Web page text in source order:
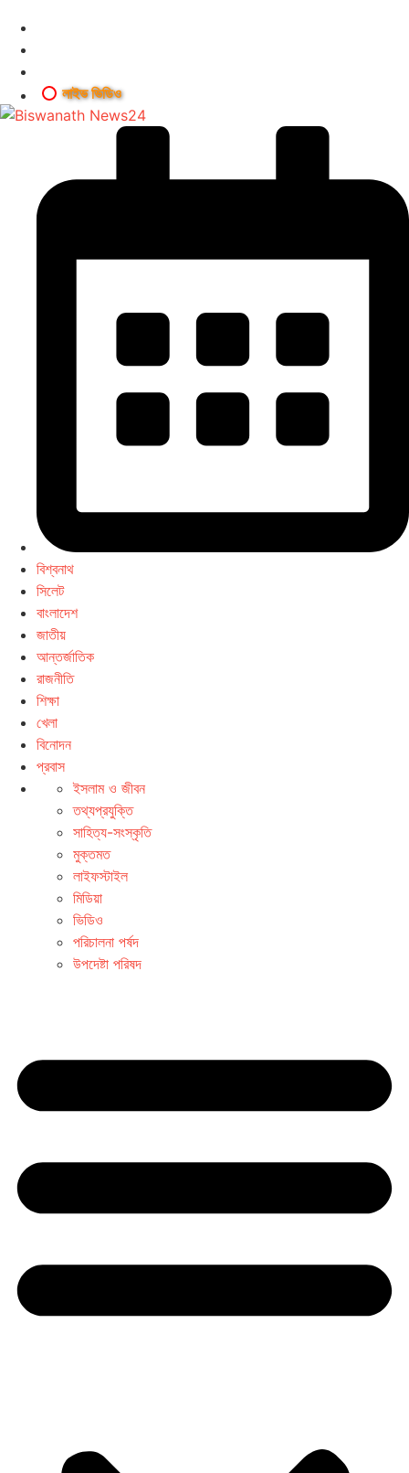
লাইভ ভিডিও
বিশ্বনাথ
সিলেট
বাংলাদেশ
জাতীয়
আন্তর্জাতিক
রাজনীতি
শিক্ষা
খেলা
বিনোদন
প্রবাস
ইসলাম ও জীবন
তথ্যপ্রযুক্তি
সাহিত্য-সংস্কৃতি
মুক্তমত
লাইফস্টাইল
মিডিয়া
ভিডিও
পরিচালনা পর্ষদ
উপদেষ্টা পরিষদ